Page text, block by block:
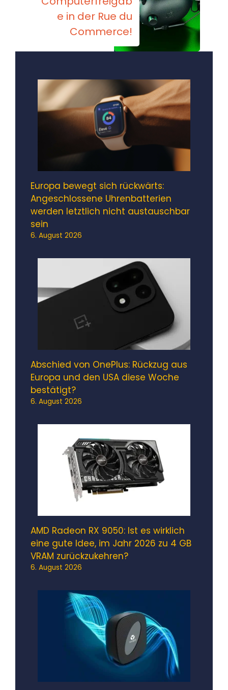
e in der Rue du
Commerce!
Europa bewegt sich rückwärts:
Angeschlossene Uhrenbatterien
werden letztlich nicht austauschbar
sein
6. August 2026
Abschied von OnePlus: Rückzug aus
Europa und den USA diese Woche
bestätigt?
6. August 2026
AMD Radeon RX 9050: Ist es wirklich
eine gute Idee, im Jahr 2026 zu 4 GB
VRAM zurückzukehren?
6. August 2026